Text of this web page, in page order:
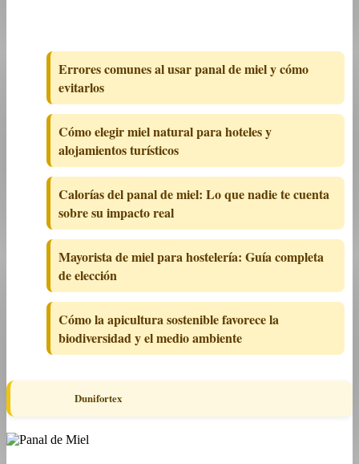
Errores comunes al usar panal de miel y cómo
evitarlos
Cómo elegir miel natural para hoteles y
alojamientos turísticos
Calorías del panal de miel: Lo que nadie te cuenta
sobre su impacto real
Mayorista de miel para hostelería: Guía completa
de elección
Cómo la apicultura sostenible favorece la
biodiversidad y el medio ambiente
Dunifortex